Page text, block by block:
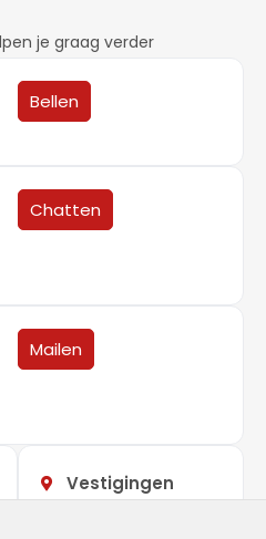
je graag verder
Bellen
Chatten
Mailen
Vestigingen